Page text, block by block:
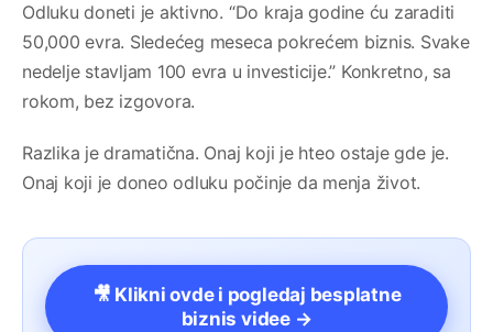
Odluku doneti je aktivno. “Do kraja godine ću zaraditi
50,000 evra. Sledećeg meseca pokrećem biznis. Svake
nedelje stavljam 100 evra u investicije.” Konkretno, sa
rokom, bez izgovora.
Razlika je dramatična. Onaj koji je hteo ostaje gde je.
Onaj koji je doneo odluku počinje da menja život.
🎥 Klikni ovde i pogledaj besplatne
biznis videe →